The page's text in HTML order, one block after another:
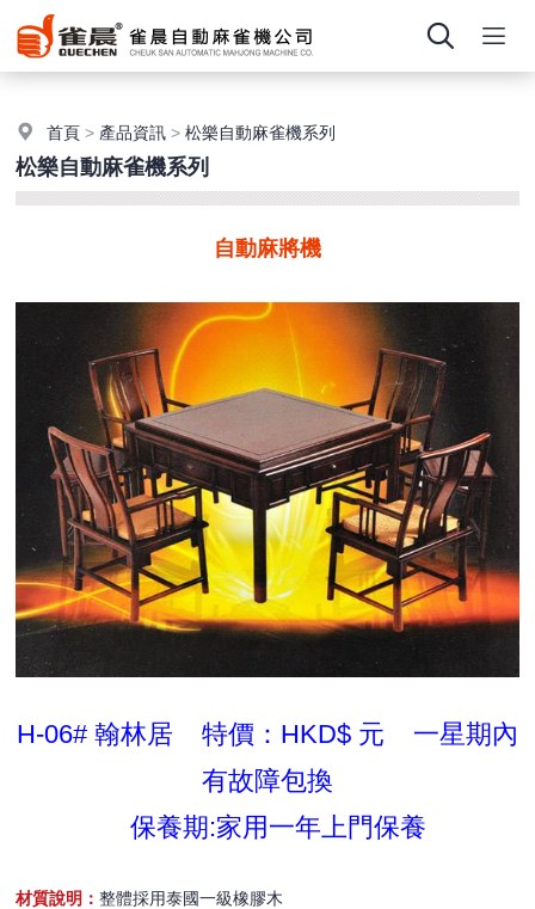
首頁 > 產品資訊 >松樂自動麻雀機系列
松樂自動麻雀機系列
自動麻將機
H-06# 翰林居 特價：HKD$ 元 一星期內
有故障包換
保養期:家用一年上門保養
材質說明：整體採用泰國一級橡膠木